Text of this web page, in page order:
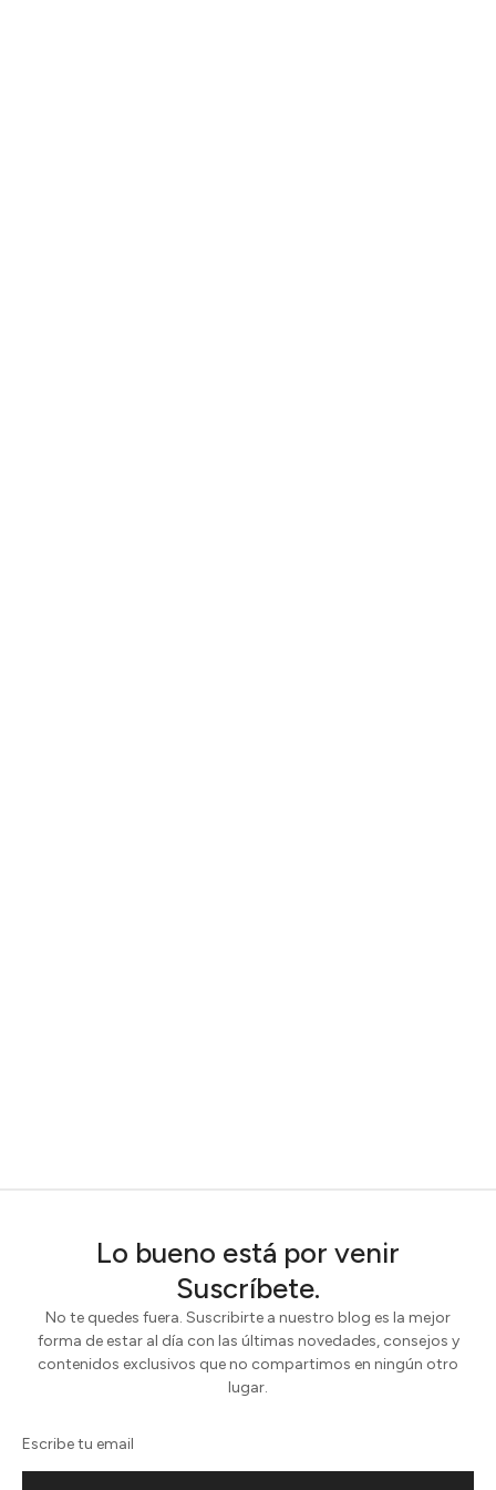
Lo bueno está por venir
Suscríbete.
No te quedes fuera. Suscribirte a nuestro blog es la mejor
forma de estar al día con las últimas novedades, consejos y
contenidos exclusivos que no compartimos en ningún otro
lugar.